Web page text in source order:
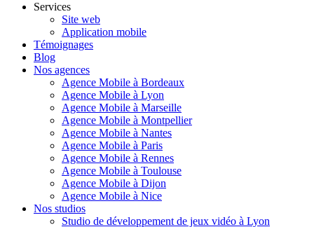
Services
Site web
Application mobile
Témoignages
Blog
Nos agences
Agence Mobile à Bordeaux
Agence Mobile à Lyon
Agence Mobile à Marseille
Agence Mobile à Montpellier
Agence Mobile à Nantes
Agence Mobile à Paris
Agence Mobile à Rennes
Agence Mobile à Toulouse
Agence Mobile à Dijon
Agence Mobile à Nice
Nos studios
Studio de développement de jeux vidéo à Lyon